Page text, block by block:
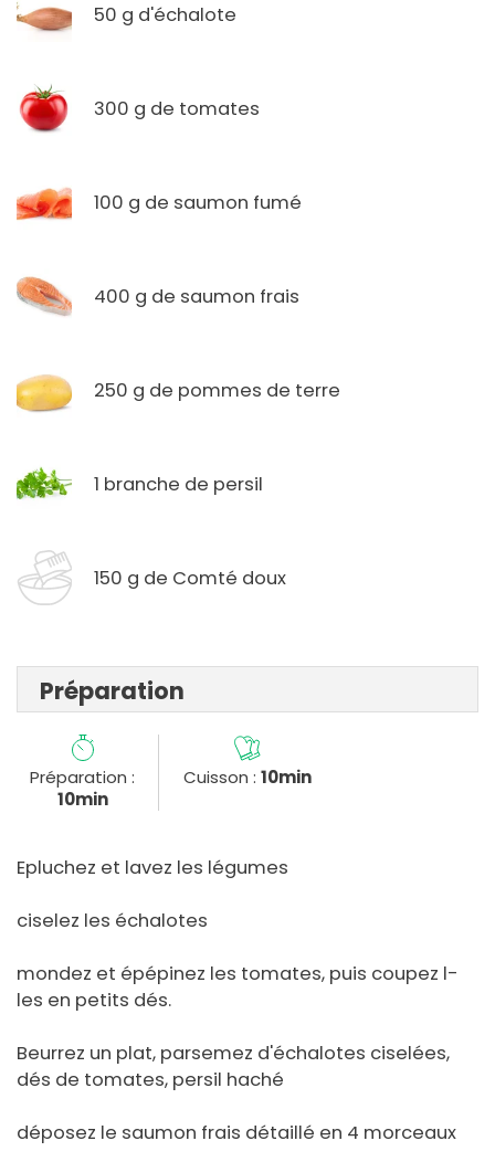
50 g d'échalote
300 g de tomates
100 g de saumon fumé
400 g de saumon frais
250 g de pommes de terre
1 branche de persil
150 g de Comté doux
Préparation
Préparation :
10min
Cuisson : 10min
Epluchez et lavez les légumes
ciselez les échalotes
mondez et épépinez les tomates, puis coupez l-
les en petits dés.
Beurrez un plat, parsemez d'échalotes ciselées,
dés de tomates, persil haché
déposez le saumon frais détaillé en 4 morceaux